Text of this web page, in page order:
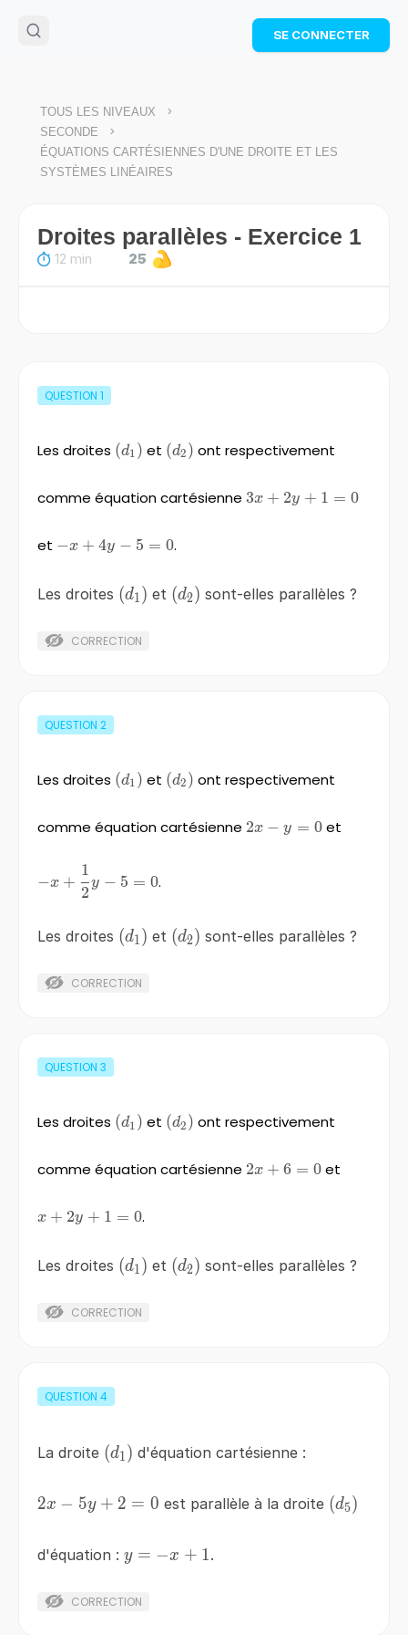
🌴Cahier de vacances offert
: révise les maths cet
Télécharge ton PDF gratuit et progresse avec des
SE CONNECTER
TOUS LES NIVEAUX >
SECONDE >
ÉQUATIONS CARTÉSIENNES D'UNE DROITE ET LES
SYSTÈMES LINÉAIRES
Droites parallèles - Exercice 1
12 min 25
QUESTION 1
Les droites \left(d_{1}
(d1 ) et \left(d_{2}
(d2 ) ont respectivement
comme équation cartésienne 3x+2y+1=0
3x + 2y + 1 = 0
et
-
−x + 4y − 5 = 0.
Les droites \left(d_{1}
(d1 ) et \left(d_{2}
(d2) sont-elles parallèles ?
CORRECTION
QUESTION 2
Les droites \left(d_{1}
(d1 ) et \left(d_{2}
(d2 ) ont respectivement
comme équation cartésienne 2x-
2x − y = 0et
x+\frac{1}
−x +
2
1
y − 5 = 0.
Les droites \left(d_{1}
(d1 ) et \left(d_{2}
(d2) sont-elles parallèles ?
CORRECTION
QUESTION 3
Les droites \left(d_{1}
(d1 ) et \left(d_{2}
(d2 ) ont respectivement
comme équation cartésienne 2x+6=0
2x + 6 = 0et
x+2y+1=0
x + 2y + 1 = 0.
Les droites \left(d_{1}
(d1 ) et \left(d_{2}
(d2) sont-elles parallèles ?
CORRECTION
QUESTION 4
La droite \left(d_{1}
(d1 ) d'équation cartésienne :
2x-
2x − 5y + 2 = 0 est parallèle à la droite (d5 )
d'équation : y=-
y = −x + 1.
CORRECTION